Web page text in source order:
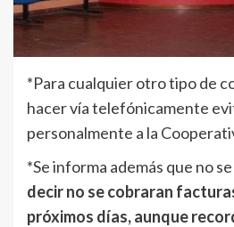
*Para cualquier otro tipo de
hacer vía telefónicamente
personalmente a la
*Se informa además que no
decir no se cobraran
próximos días, aunque